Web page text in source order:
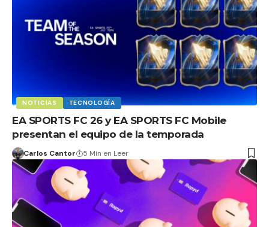
NOTICIAS TECNOLOGÍA
EA SPORTS FC 26 y EA SPORTS FC Mobile
presentan el equipo de la temporada
Carlos Cantor 5 Min en Leer